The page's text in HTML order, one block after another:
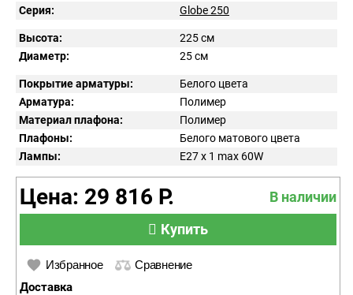
Серия:
Globe 250
Высота:
225 см
Диаметр:
25 см
Покрытие арматуры:
Белого цвета
Арматура:
Полимер
Материал плафона:
Полимер
Плафоны:
Белого матового цвета
Лампы:
E27 x 1 max 60W
Цена: 29 816 Р.
В наличии
Купить
Избранное Сравнение
Доставка